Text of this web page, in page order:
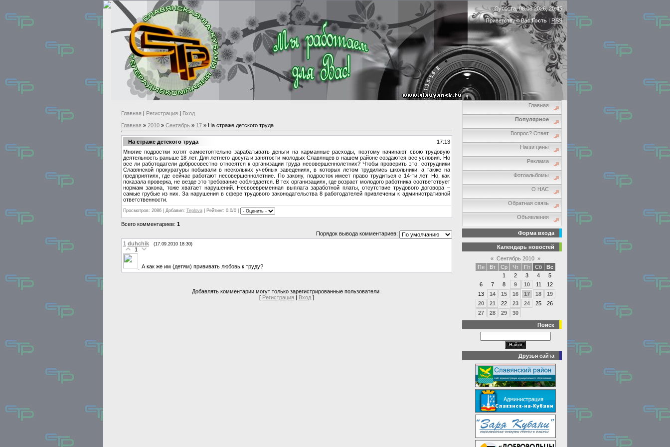
Суббота, 08.08.2026, 20:45
Приветствую ВасГость| RSS
Главная | Регистрация | Вход
Главная » 2010 » Сентябрь » 17» На страже детского труда
На страже детского труда
17:13
Многие подростки хотят самостоятельно зарабатывать деньги на карманные расходы, поэтому начинают свою трудовую
деятельность раньше 18 лет. Для летнего досуга и занятости молодых Славянцев в нашем районе создаются все условия. Но
все ли работодатели добросовестно относятся к организации труда несовершеннолетних? Чтобы проверить это, сотрудники
Славянской прокуратуры побывали в нескольких учебных заведениях, в которых летом трудились школьники, а также на
предприятиях, где сейчас работают несовершеннолетние. По закону, подросток имеет право трудиться с 14-ти лет. Но, как
показала проверка, не везде это требование соблюдается. В тех организациях, где возраст молодого работника соответствует
нормам закона, тоже хватает нарушений. Несвоевременная выплата заработной платы, отсутствие трудового договора –
самые грубые из них. За нарушения в сфере трудового законодательства 8 работодателей привлечены к административной
ответственности.
Просмотров: 2086 | Добавил: Teplova| Рейтинг: 0.0/0 |
Всего комментариев: 1
Порядок вывода комментариев:
1 duhchik (17.09.2010 18:30)
1
А как же им (детям) прививать любовь к труду?
Добавлять комментарии могут только зарегистрированные пользователи.
[ Регистрация | Вход]
Главная
Популярное
Вопрос? Ответ
Наши цены
Реклама
Фотоальбомы
О НАС
Обратная связь
Объявления
Форма входа
Календарь новостей
« Сентябрь 2010 »
Пн
Вт Ср Чт Пт Сб
Вс
1
2 3 4
5
6
7 8 9 10 11
12
13
14 15 16 17 18
19
20
21 22 23 24 25
26
27
28 29
30
Поиск
Друзья сайта